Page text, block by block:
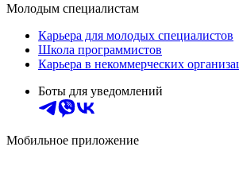
Молодым специалистам
Карьера для молодых специалистов
Школа программистов
Карьера в некоммерческих
Боты для уведомлений
Мобильное приложение